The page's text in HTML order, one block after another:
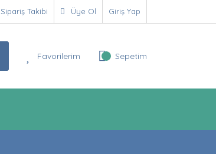
Sipariş Takibi Üye Ol Giriş Yap
Favorilerim Sepetim